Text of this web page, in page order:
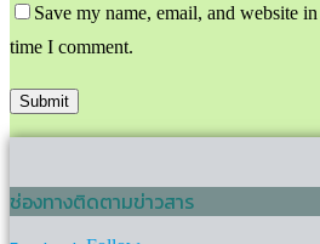
Save my name, email, and website
time I comment.
ช่องทางติดตามข่าวสาร